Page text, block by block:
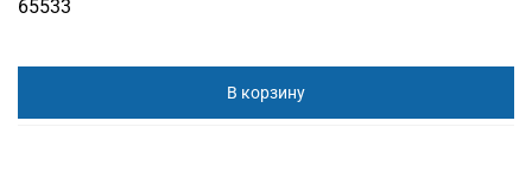
65533
В корзину